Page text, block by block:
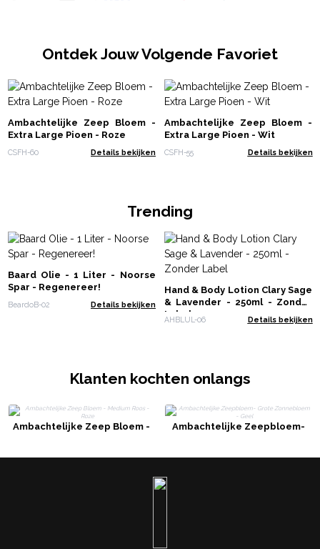
Ontdek Jouw Volgende Favoriet
Ambachtelijke Zeep Bloem -
Extra Large Pioen - Roze
CSFH-60 Details bekijken
Ambachtelijke Zeep Bloem -
Extra Large Pioen - Wit
CSFH-55 Details bekijken
Trending
Baard Olie - 1 Liter - Noorse
Spar - Regenereer!
BeardoB-02 Details bekijken
Hand & Body Lotion Clary Sage
& Lavender - 250ml - Zonder
Label
AHBLUL-06 Details bekijken
Klanten kochten onlangs
Ambachtelijke Zeep Bloem -
Ambachtelijke Zeepbloem-